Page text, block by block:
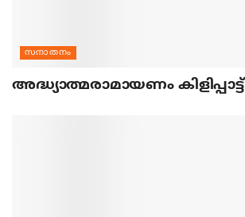
സനാതനം
അദ്ധ്യാത്മരാമായണം കിളിപ്പാട്ട്